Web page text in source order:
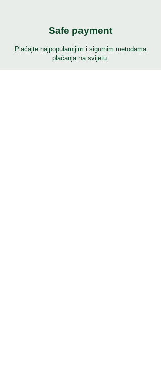
Safe payment
Plaćajte najpopularnijim i sigurnim metodama
plaćanja na svijetu.